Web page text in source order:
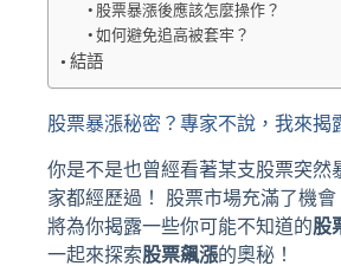
股票暴漲後應該怎麼操作？
如何避免追高被套牢？
結語
股票暴漲秘密？專家不說，我來揭
你是不是也曾經看著某支股票突
家都經歷過！ 股票市場充滿了機
將為你揭露一些你可能不知道的股
一起來探索股票飆漲的奧秘！